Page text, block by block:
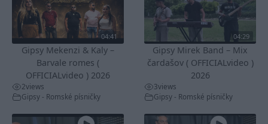
04:41
Gipsy Mekenzi & Kaly –
Barvale romes (
OFFICIALvideo ) 2026
2views
Gipsy - Romské písničky
04:29
Gipsy Mirek Band – Mix
čardašov ( OFFICIALvideo )
2026
3views
Gipsy - Romské písničky